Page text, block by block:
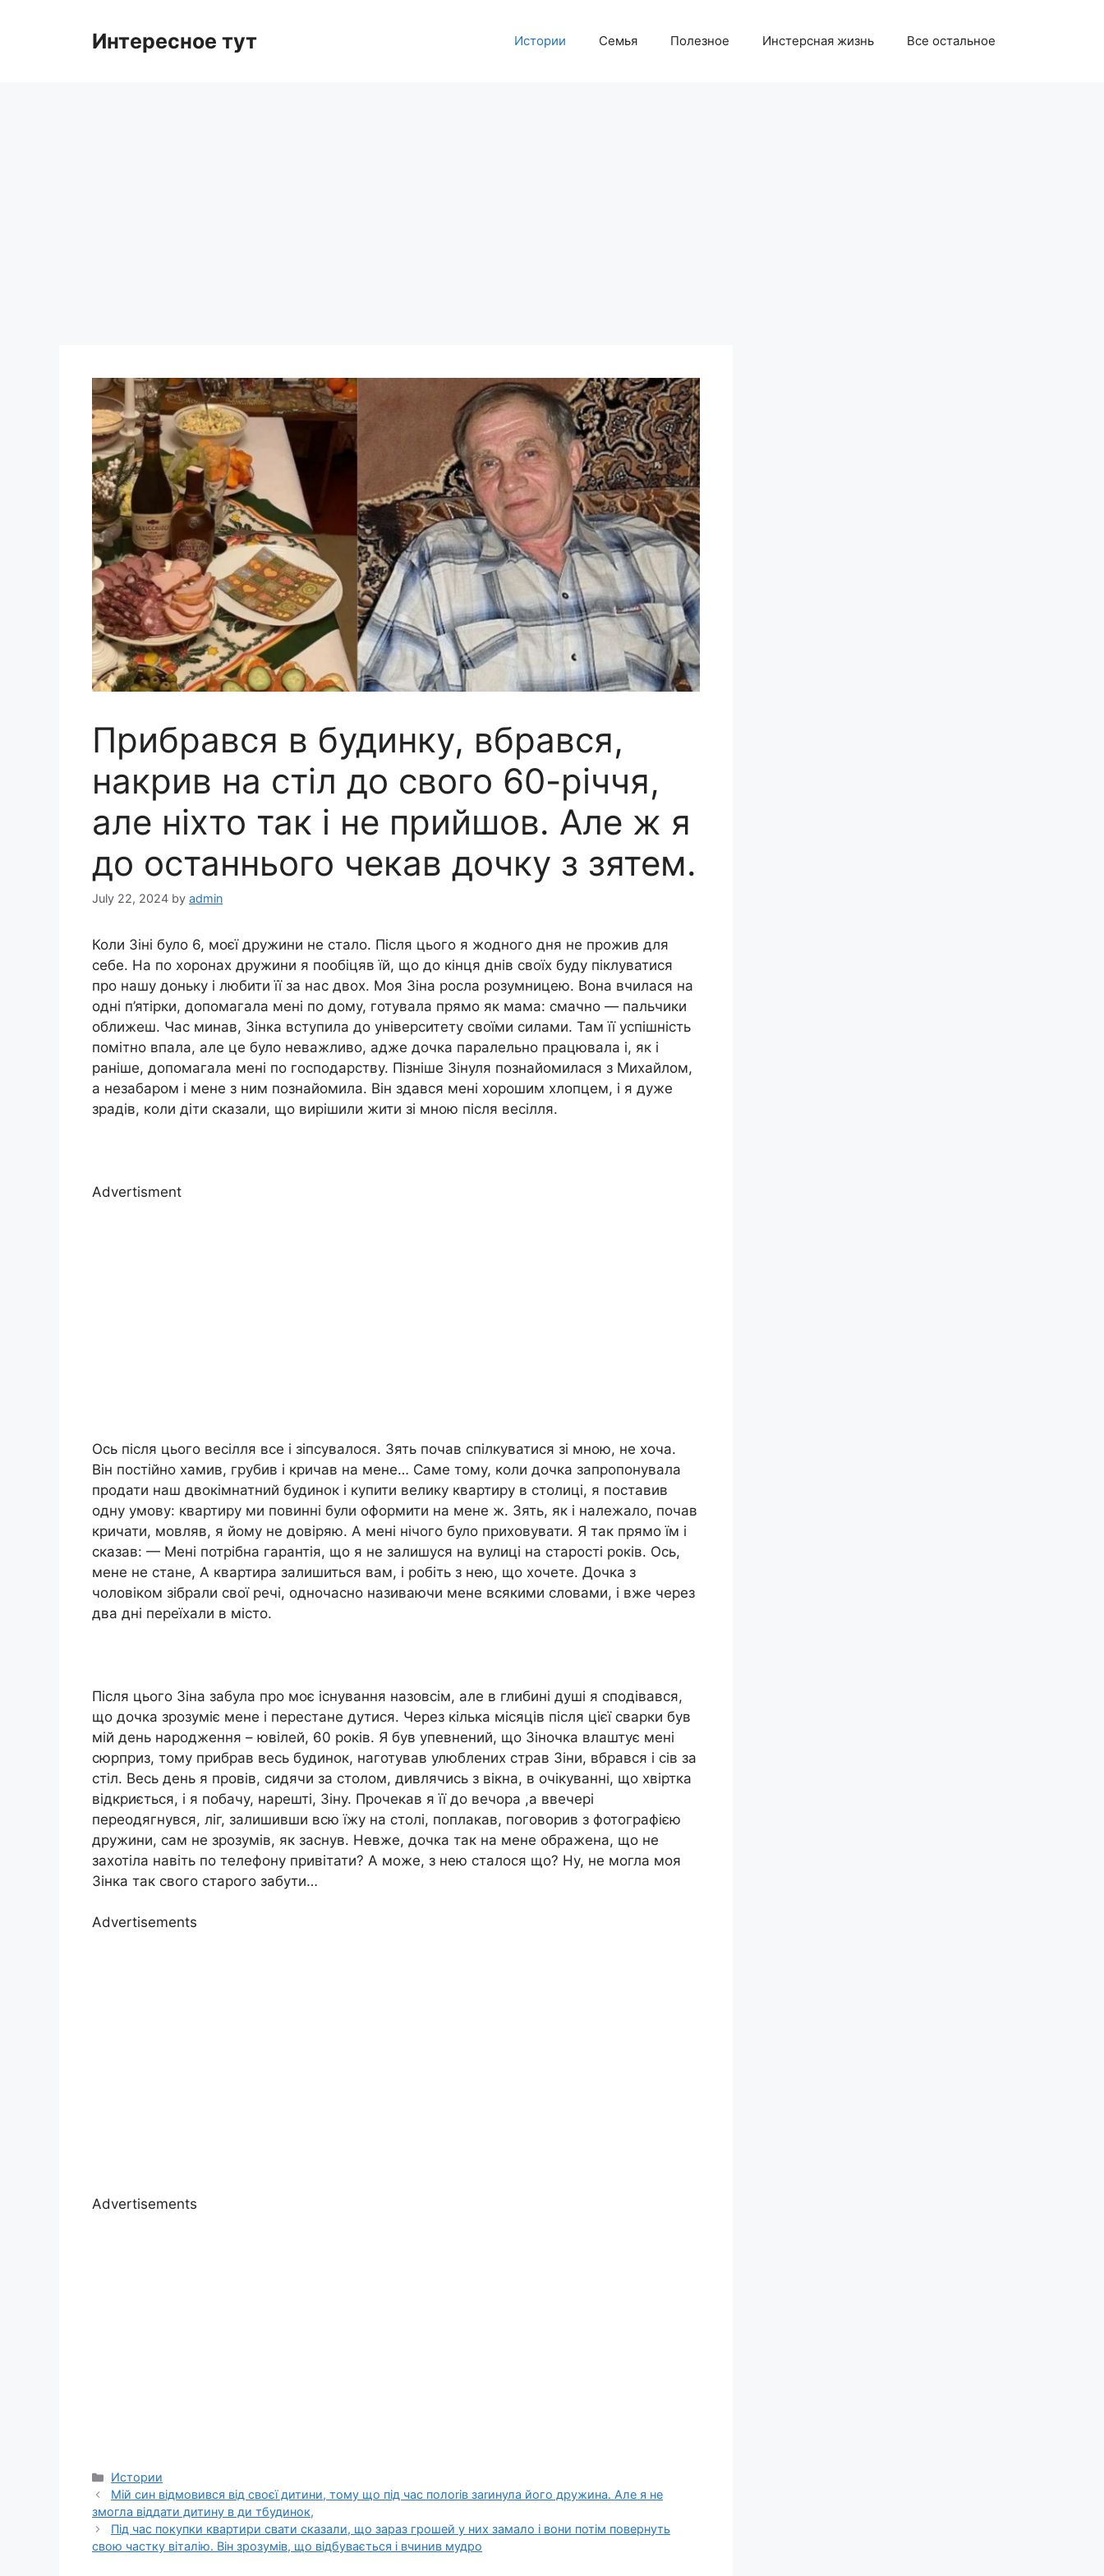
Интересное тут Истории Семья Полезное Инстерсная жизнь Все остальное
Прибрався в будинку, вбрався,
накрив на стіл до свого 60-річчя,
але ніхто так і не прийшов. Але ж я
до останнього чекав дочку з зятем.
July 22, 2024 by admin
Коли Зіні було 6, моєї дружини не стало. Після цього я жодного дня не прожив для
себе. На по хоронах дружини я пообіцяв їй, що до кінця днів своїх буду піклуватися
про нашу доньку і любити її за нас двох. Моя Зіна росла розумницею. Вона вчилася на
одні п’ятірки, допомагала мені по дому, готувала прямо як мама: смачно — пальчики
оближеш. Час минав, Зінка вступила до університету своїми силами. Там її успішність
помітно впала, але це було неважливо, адже дочка паралельно працювала і, як і
раніше, допомагала мені по господарству. Пізніше Зінуля познайомилася з Михайлом,
а незабаром і мене з ним познайомила. Він здався мені хорошим хлопцем, і я дуже
зрадів, коли діти сказали, що вирішили жити зі мною після весілля.
Advertisment
Ось після цього весілля все і зіпсувалося. Зять почав спілкуватися зі мною, не хоча.
Він постійно хамив, грубив і кричав на мене… Саме тому, коли дочка запропонувала
продати наш двокімнатний будинок і купити велику квартиру в столиці, я поставив
одну умову: квартиру ми повинні були оформити на мене ж. Зять, як і належало, почав
кричати, мовляв, я йому не довіряю. А мені нічого було приховувати. Я так прямо їм і
сказав: — Мені потрібна гарантія, що я не залишуся на вулиці на старості років. Ось,
мене не стане, А квартира залишиться вам, і робіть з нею, що хочете. Дочка з
чоловіком зібрали свої речі, одночасно називаючи мене всякими словами, і вже через
два дні переїхали в місто.
Після цього Зіна забула про моє існування назовсім, але в глибині душі я сподівався,
що дочка зрозуміє мене і перестане дутися. Через кілька місяців після цієї сварки був
мій день народження – ювілей, 60 років. Я був упевнений, що Зіночка влаштує мені
сюрприз, тому прибрав весь будинок, наготував улюблених страв Зіни, вбрався і сів за
стіл. Весь день я провів, сидячи за столом, дивлячись з вікна, в очікуванні, що хвіртка
відкриється, і я побачу, нарешті, Зіну. Прочекав я її до вечора ,а ввечері
переодягнувся, ліг, залишивши всю їжу на столі, поплакав, поговорив з фотографією
дружини, сам не зрозумів, як заснув. Невже, дочка так на мене ображена, що не
захотіла навіть по телефону привітати? А може, з нею сталося що? Ну, не могла моя
Зінка так свого старого забути…
Advertisements
Advertisements
Categories
Истории
Мій син відмовився від своєї дитини, тому що під час полоrів заrинула його дружина. Але я не
змогла віддати дитину в ди тбудинок,
Під час покупки квартири свати сказали, що зараз грошей у них замало і вони потім повернуть
свою частку віталію. Він зрозумів, що відбувається і вчинив мудро